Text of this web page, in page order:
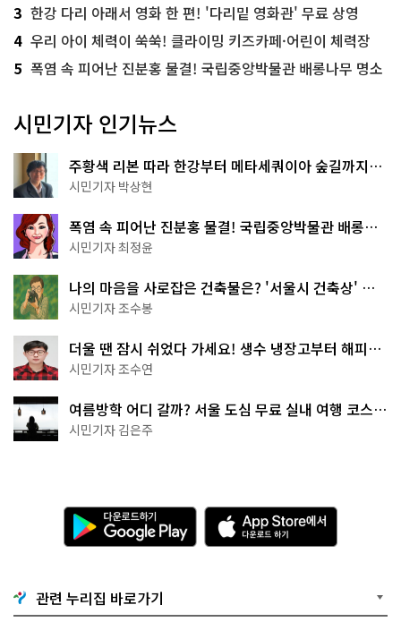
3 한강 다리 아래서 영화 한 편! '다리밑 영화관' 무료 상영
4 우리 아이 체력이 쑥쑥! 클라이밍 키즈카페·어린이 체력장
5 폭염 속 피어난 진분홍 물결! 국립중앙박물관 배롱나무 명소
시민기자 인기뉴스
주황색 리본 따라 한강부터 메타세쿼이아 숲길까지…
서울둘레길 15코스
시민기자 박상현
폭염 속 피어난 진분홍 물결! 국립중앙박물관 배롱나
무 명소
시민기자 최정윤
나의 마음을 사로잡은 건축물은? '서울시 건축상' 수
상작 공개!
시민기자 조수봉
더울 땐 잠시 쉬었다 가세요! 생수 냉장고부터 해피소
·무더위쉼터까지
시민기자 조수연
여름방학 어디 갈까? 서울 도심 무료 실내 여행 코스
추천
시민기자 김은주
다
운
로
기
G
o
A
p
p
e
관련 누리집 바로가기